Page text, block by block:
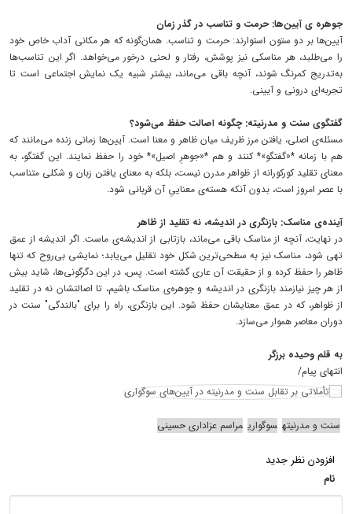
جوهره ی آیین‌ها: حرمت و تناسب در گذر زمان
آیین‌ها بر دو ستون استوارند: حرمت و تناسب. همان‌گونه که هر مکانی آداب خاص خود
را می‌طلبد، هر مناسکی نیز پوشش، رفتار و لحنی درخور می‌خواهد. اگر این تناسب‌ها
به‌تدریج کمرنگ شوند، آنچه باقی می‌ماند، بیشتر شبیه یک نمایش اجتماعی است تا
تجربه‌ای درونی و آیینی.
گفتگوی سنت و مدرنیته: چگونه اصالت حفظ می‌شود؟
مسئله‌ی اصلی، یافتن مرز ظریف میان ظاهر و معنا است. آیین‌ها زمانی زنده می‌مانند که
هم با زمانه *«گفتگو»* کنند و هم *«جوهرِ اصیل»* خود را حفظ نمایند. این گفتگو، به
معنای تقلید کورکورانه از ظواهر مدرن نیست، بلکه به معنای یافتن زبان و شکلی متناسب
با عصر امروز است، بدون آنکه هسته‌ی معناییِ آن قربانی شود.
آینده‌ی مناسک: بازنگری در اندیشه، نه تقلید از ظاهر
در نهایت، آنچه از مناسک باقی می‌ماند، بازتابی از اندیشه‌ی ماست. اگر اندیشه از عمق
تهی شود، مناسک نیز به سطحی‌ترین شکل خود تقلیل می‌یابد؛ نمایشی بی‌روح که تنها
ظاهر را حفظ کرده و از حقیقت آن عاری گشته است. پس، در این دگرگونی‌ها، شاید بیش
از هر چیز نیازمند بازنگری در اندیشه و جوهره‌ی مناسک باشیم، تا اصالتشان نه در تقلید
از ظواهر، که در عمق معنایشان حفظ شود. این بازنگری، راه را برای "بالندگی" سنت در
دوران معاصر هموار می‌سازد.
به قلم وحیده برزگر
انتهای پیام/
سنت و مدرنیته سوگواری مراسم عزاداری حسینی
افزودن نظر جدید
نام